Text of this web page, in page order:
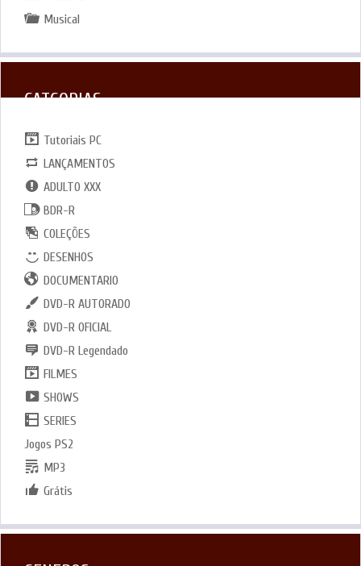
Musical
CATGORIAS
Tutoriais PC
LANÇAMENTOS
ADULTO XXX
BDR-R
COLEÇÕES
DESENHOS
DOCUMENTARIO
DVD-R AUTORADO
DVD-R OFICIAL
DVD-R Legendado
FILMES
SHOWS
SERIES
Jogos PS2
MP3
Grátis